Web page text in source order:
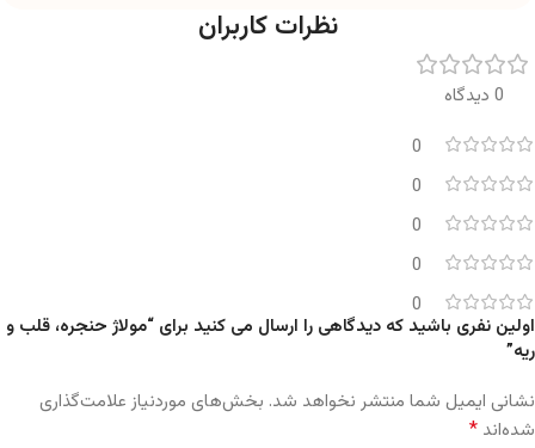
نظرات کاربران
0 دیدگاه
0
0
0
0
0
اولین نفری باشید که دیدگاهی را ارسال می کنید برای “مولاژ حنجره، قلب و
ریه”
نشانی ایمیل شما منتشر نخواهد شد. بخش‌های موردنیاز علامت‌گذاری
شده‌اند *